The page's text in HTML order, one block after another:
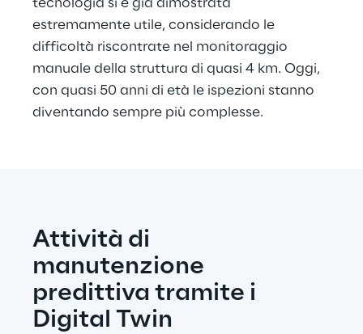
tecnologia si è già dimostrata
estremamente utile, considerando le
difficoltà riscontrate nel monitoraggio
manuale della struttura di quasi 4 km. Oggi,
con quasi 50 anni di età le ispezioni stanno
diventando sempre più complesse.
Attività di
manutenzione
predittiva tramite i
Digital Twin